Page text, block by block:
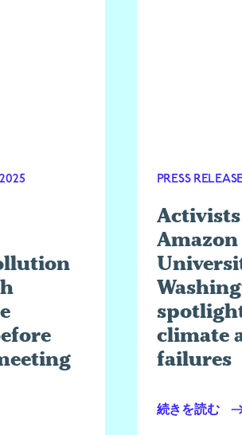
PRESS
Amazon
climate
failures
続きを読む